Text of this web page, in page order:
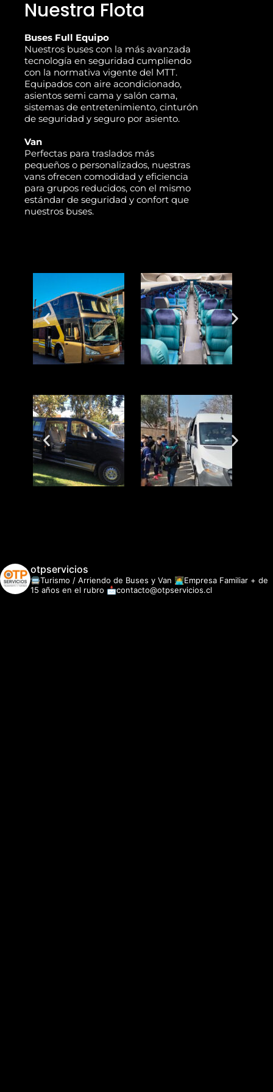
Nuestra Flota
Buses Full Equipo
Nuestros buses con la más avanzada
tecnología en seguridad cumpliendo
con la normativa vigente del MTT.
Equipados con aire acondicionado,
asientos semi cama y salón cama,
sistemas de entretenimiento, cinturón
de seguridad y seguro por asiento.
Van
Perfectas para traslados más
pequeños o personalizados, nuestras
vans ofrecen comodidad y eficiencia
para grupos reducidos, con el mismo
estándar de seguridad y confort que
nuestros buses.
otpservicios
🚍Turismo / Arriendo de Buses y Van 👩‍💻Empresa Familiar + de
15 años en el rubro 📩contacto@otpservicios.cl